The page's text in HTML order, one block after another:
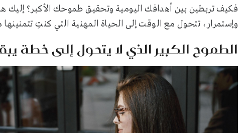
فكيف تربطين بين أهدافك اليومية وتحقيق طموحك الأكبر؟
وإستمرار، تتحول مع الوقت إلى الحياة المهنية التي كنتِ تتمنينها
الطموح الكبير الذي لا يتحول إلى خطة